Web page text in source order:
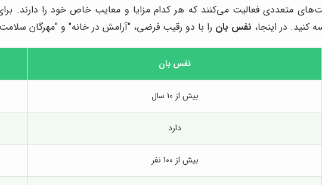
متعددی فعالیت می‌کنند که هر کدام مزایا و معایب خاص خود را دارند.
کنید. در اینجا، نفس بان را با دو رقیب فرضی، "آرامش در خانه" و "مهرگان
نفس بان
بیش از 10 سال
دارد
بیش از 100 نفر